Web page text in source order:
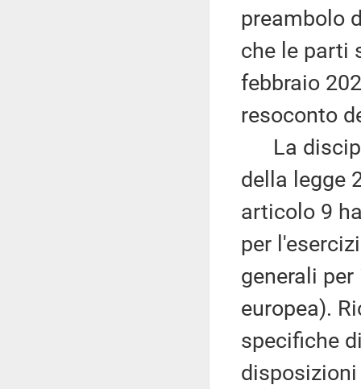
preambolo
che le parti
febbraio
resoconto
La
della legge
articolo 9
per
generali
europea).
specifiche